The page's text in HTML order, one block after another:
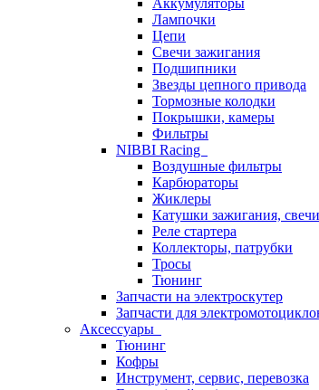
Аккумуляторы
Лампочки
Цепи
Свечи зажигания
Подшипники
Звезды цепного привода
Тормозные колодки
Покрышки, камеры
Фильтры
NIBBI Racing
Воздушные фильтры
Карбюраторы
Жиклеры
Катушки зажигания, свечи
Реле стартера
Коллекторы, патрубки
Тросы
Тюнинг
Запчасти на электроскутер
Запчасти для
Аксессуары
Тюнинг
Кофры
Инструмент, сервис, перевозка